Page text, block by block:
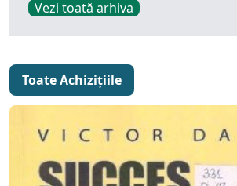
Vezi toată arhiva
Toate Achizițiile